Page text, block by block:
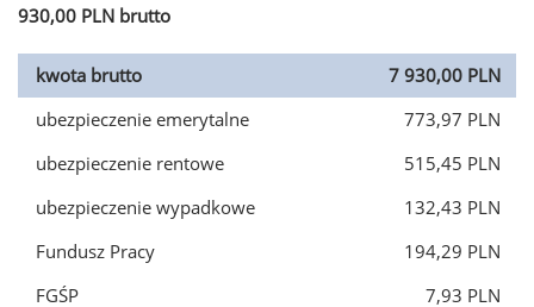
930,00 PLN brutto
kwota brutto
7 930,00 PLN
ubezpieczenie emerytalne
773,97 PLN
ubezpieczenie rentowe
515,45 PLN
ubezpieczenie wypadkowe
132,43 PLN
Fundusz Pracy
194,29 PLN
FGŚP
7,93 PLN